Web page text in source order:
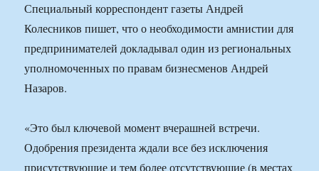
Специальный корреспондент газеты Андрей
Колесников пишет, что о необходимости амнистии для
предпринимателей докладывал один из региональных
уполномоченных по правам бизнесменов Андрей
Назаров.
«Это был ключевой момент вчерашней встречи.
Одобрения президента ждали все без исключения
присутствующие и тем более отсутствующие (в местах